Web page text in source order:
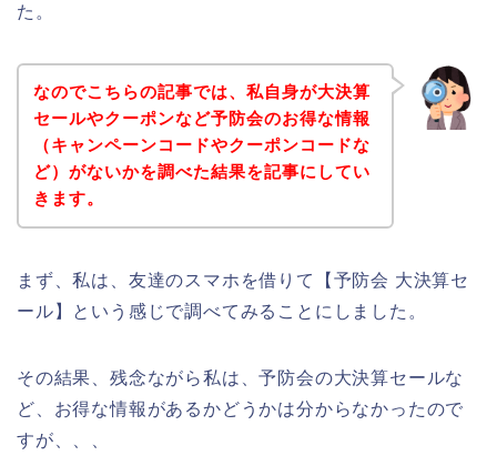
た。
なのでこちらの記事では、私自身が大決算
セールやクーポンなど予防会のお得な情報
（キャンペーンコードやクーポンコードな
ど）がないかを調べた結果を記事にしてい
きます。
まず、私は、友達のスマホを借りて【予防会 大決算セ
ール】という感じで調べてみることにしました。
その結果、残念ながら私は、予防会の大決算セールな
ど、お得な情報があるかどうかは分からなかったので
すが、、、